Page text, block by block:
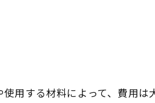
用する材料によって、費用は